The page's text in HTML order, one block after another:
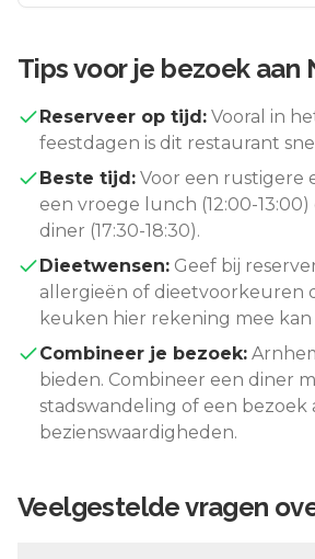
Tips voor je bezoek aan
Reserveer op tijd: Vooral in
feestdagen is dit restaurant
Beste tijd: Voor een rustigere
een vroege lunch (12:00-
diner (17:30-18:30).
Dieetwensen: Geef bij
allergieën of dieetvoorkeuren
keuken hier rekening mee
Combineer je bezoek:
bieden. Combineer een diner
stadswandeling of een bezoek
bezienswaardigheden.
Veelgestelde vragen